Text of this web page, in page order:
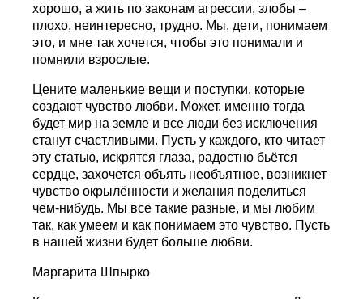
хорошо, а жить по законам агрессии, злобы –
плохо, неинтересно, трудно. Мы, дети, понимаем
это, и мне так хочется, чтобы это понимали и
помнили взрослые.
Цените маленькие вещи и поступки, которые
создают чувство любви. Может, именно тогда
будет мир на земле и все люди без исключения
станут счастливыми. Пусть у каждого, кто читает
эту статью, искрятся глаза, радостно бьётся
сердце, захочется объять необъятное, возникнет
чувство окрылённости и желания поделиться
чем-нибудь. Мы все такие разные, и мы любим
так, как умеем и как понимаем это чувство. Пусть
в нашей жизни будет больше любви.
Маргарита Шпырко